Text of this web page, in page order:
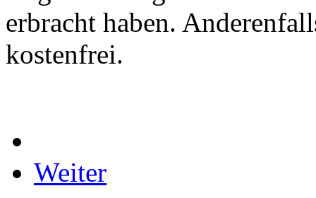
erbracht haben.
kostenfrei.
Weiter